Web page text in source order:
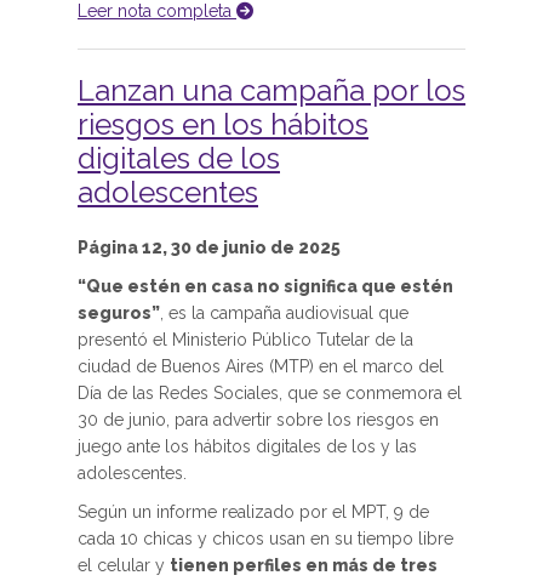
Leer nota completa
Lanzan una campaña por los
riesgos en los hábitos
digitales de los
adolescentes
Página 12, 30 de junio de 2025
“Que estén en casa no significa que estén
seguros” , es la campaña audiovisual que
presentó el Ministerio Público Tutelar de la
ciudad de Buenos Aires (MTP) en el marco del
Día de las Redes Sociales, que se conmemora el
30 de junio, para advertir sobre los riesgos en
juego ante los hábitos digitales de los y las
adolescentes.
Según un informe realizado por el MPT, 9 de
cada 10 chicas y chicos usan en su tiempo libre
el celular y tienen perfiles en más de tres